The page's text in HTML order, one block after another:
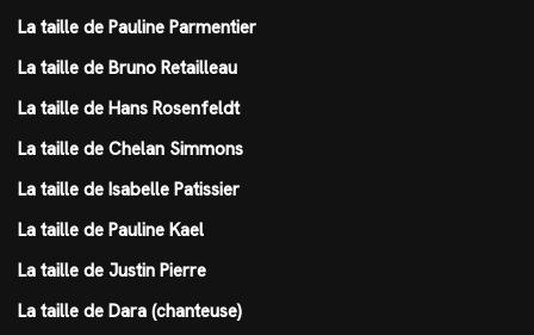
La taille de Pauline Parmentier
La taille de Bruno Retailleau
La taille de Hans Rosenfeldt
La taille de Chelan Simmons
La taille de Isabelle Patissier
La taille de Pauline Kael
La taille de Justin Pierre
La taille de Dara (chanteuse)